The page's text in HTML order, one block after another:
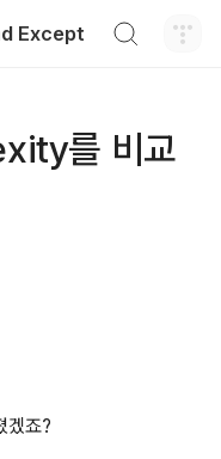
Except
를 비교
겠죠?